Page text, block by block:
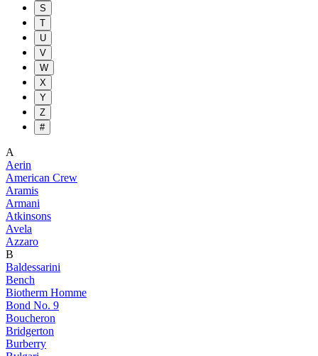
S
T
U
V
W
X
Y
Z
#
A
Aerin
American Crew
Aramis
Armani
Atkinsons
Avela
Azzaro
B
Baldessarini
Bench
Biotherm Homme
Bond No. 9
Boucheron
Bridgerton
Burberry